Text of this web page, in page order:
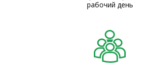
рабочий день